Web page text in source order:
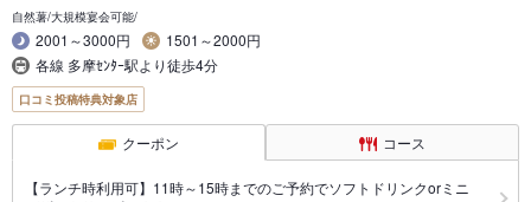
自然薯/大規模宴会可能/
2001～3000円
1501～2000円
各線 多摩ｾﾝﾀｰ駅より徒歩4分
口コミ投稿特典対象店
クーポン コース
【ランチ時利用可】11時～15時までのご予約でソフトドリンクorミニ